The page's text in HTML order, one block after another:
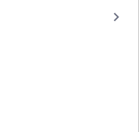
keyboard_arrow_right